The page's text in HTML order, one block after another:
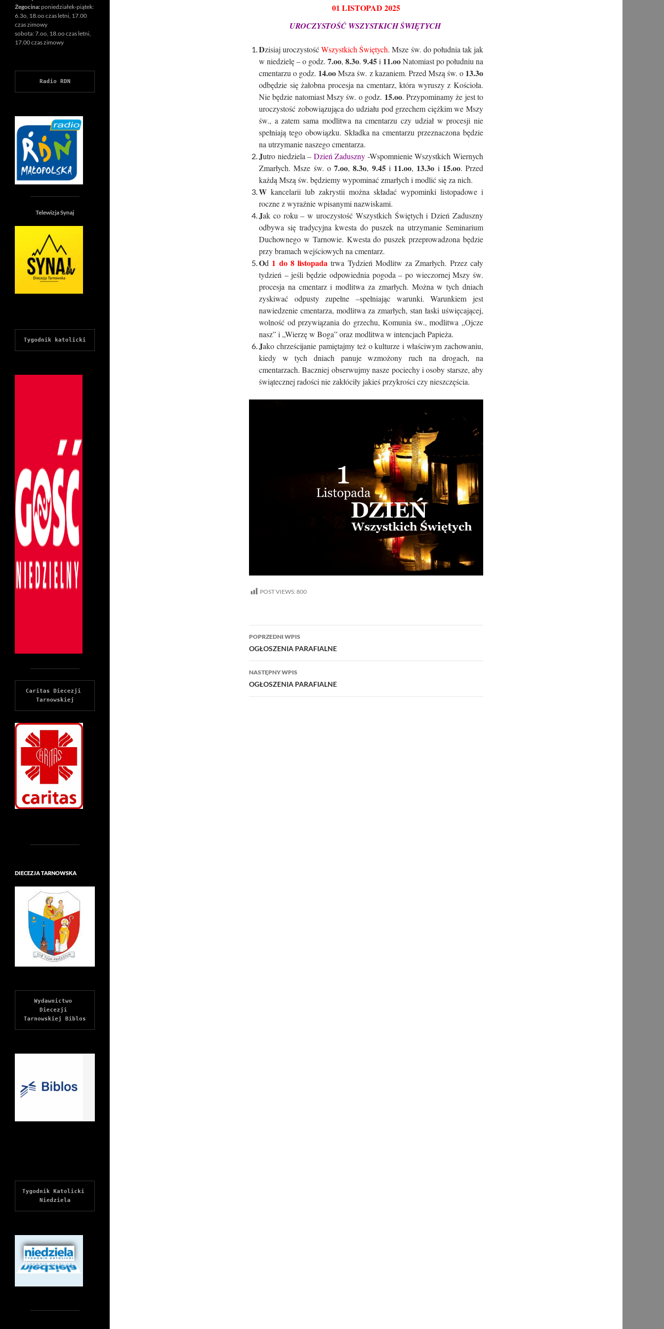
01 LISTOPAD 2025
UROCZYSTOŚĆ WSZYSTKICH ŚWIĘTYCH
Dzisiaj uroczystośćWszystkich Świętych. Msze św. do południa tak jak
w niedzielę – o godz. 7.oo, 8.3o. 9.45i 11.ooNatomiast po południu na
cmentarzu o godz. 14.ooMsza św. z kazaniem. Przed Mszą św. o 13.3o
odbędzie się żałobna procesja na cmentarz, która wyruszy z Kościoła.
Nie będzie natomiast Mszy św. o godz. 15.oo. Przypominamy że jest to
uroczystość zobowiązująca do udziału pod grzechem ciężkim we Mszy
św., a zatem sama modlitwa na cmentarzu czy udział w procesji nie
spełniają tego obowiązku. Składka na cmentarzu przeznaczona będzie
na utrzymanie naszego cmentarza.
Jutro niedziela – Dzień Zaduszny -Wspomnienie Wszystkich Wiernych
Zmarłych. Msze św. o 7.oo,8.3o, 9.45i 11.oo, 13.3o i 15.oo. Przed
każdą Mszą św. będziemy wypominać zmarłych i modlić się za nich.
W kancelarii lub zakrystii można składać wypominki listopadowe i
roczne z wyraźnie wpisanymi nazwiskami.
Jak co roku – w uroczystość Wszystkich Świętych i Dzień Zaduszny
odbywa się tradycyjna kwesta do puszek na utrzymanie Seminarium
Duchownego w Tarnowie. Kwesta do puszek przeprowadzona będzie
przy bramach wejściowych na cmentarz.
Od 1 do 8 listopada trwa Tydzień Modlitw za Zmarłych. Przez cały
tydzień – jeśli będzie odpowiednia pogoda – po wieczornej Mszy św.
procesja na cmentarz i modlitwa za zmarłych. Można w tych dniach
zyskiwać odpusty zupełne –spełniając warunki. Warunkiem jest
nawiedzenie cmentarza, modlitwa za zmarłych, stan łaski uświęcającej,
wolność od przywiązania do grzechu, Komunia św., modlitwa „Ojcze
nasz” i „Wierzę w Boga” oraz modlitwa w intencjach Papieża.
Jako chrześcijanie pamiętajmy też o kulturze i właściwym zachowaniu,
kiedy w tych dniach panuje wzmożony ruch na drogach, na
cmentarzach. Baczniej obserwujmy nasze pociechy i osoby starsze, aby
świątecznej radości nie zakłóciły jakieś przykrości czy nieszczęścia.
POST VIEWS: 800
Nawigacja
wpisu
POPRZEDNI WPIS
OGŁOSZENIA PARAFIALNE
NASTĘPNY WPIS
OGŁOSZENIA PARAFIALNE
Żegocina: poniedziałek-piątek:
6.3o, 18.oo czas letni, 17.00
czas zimowy
sobota: 7.oo, 18.oo czas letni,
17.00 czas zimowy
Radio RDN
Telewizja Synaj
Tygodnik katolicki
Caritas Diecezji
Tarnowskiej
DIECEZJA TARNOWSKA
Wydawnictwo
Diecezji
Tarnowskiej Biblos
Tygodnik Katolicki
Niedziela